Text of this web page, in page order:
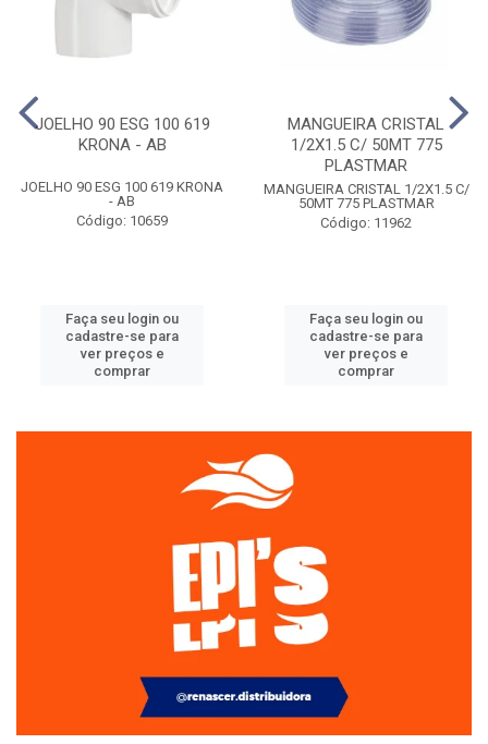
JOELHO 90 ESG 100 619
KRONA - AB
JOELHO 90 ESG 100 619 KRONA
- AB
Código: 10659
Faça seu login ou
cadastre-se para
ver preços e
comprar
MANGUEIRA CRISTAL
1/2X1.5 C/ 50MT 775
PLASTMAR
MANGUEIRA CRISTAL 1/2X1.5 C/
50MT 775 PLASTMAR
Código: 11962
Faça seu login ou
cadastre-se para
ver preços e
comprar